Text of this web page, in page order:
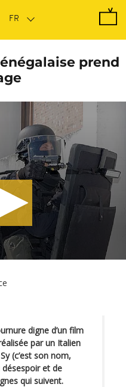
prend
digne d’un film
par un Italien
(c’est son nom,
et de
qui suivent.